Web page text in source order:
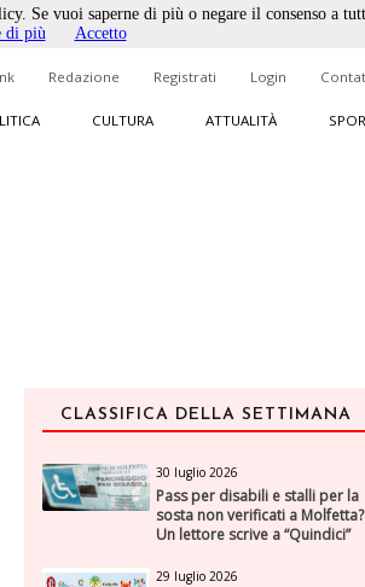
Redazione Registrati Login
CULTURA ATTUALITÀ
CLASSIFICA DELLA SETTIMANA
30 luglio 2026
Pass per disabili e stalli per la
sosta non verificati a Molfetta?
Un lettore scrive a “Quindici”
29 luglio 2026
Se vuoi saperne di più o negare il consenso a
di più Accetto